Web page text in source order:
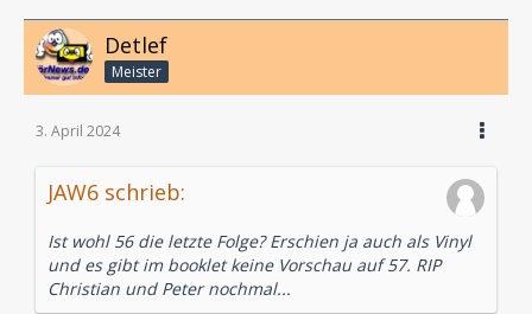
Detlef
Meister
3. April 2024
JAW6 schrieb:
Ist wohl 56 die letzte Folge? Erschien ja auch als Vinyl
und es gibt im booklet keine Vorschau auf 57. RIP
Christian und Peter nochmal...